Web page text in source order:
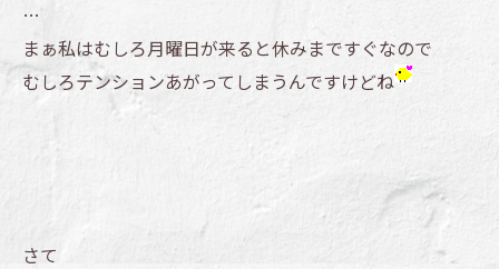
…
まぁ私はむしろ月曜日が来ると休みまですぐなので
むしろテンションあがってしまうんですけどね
さて